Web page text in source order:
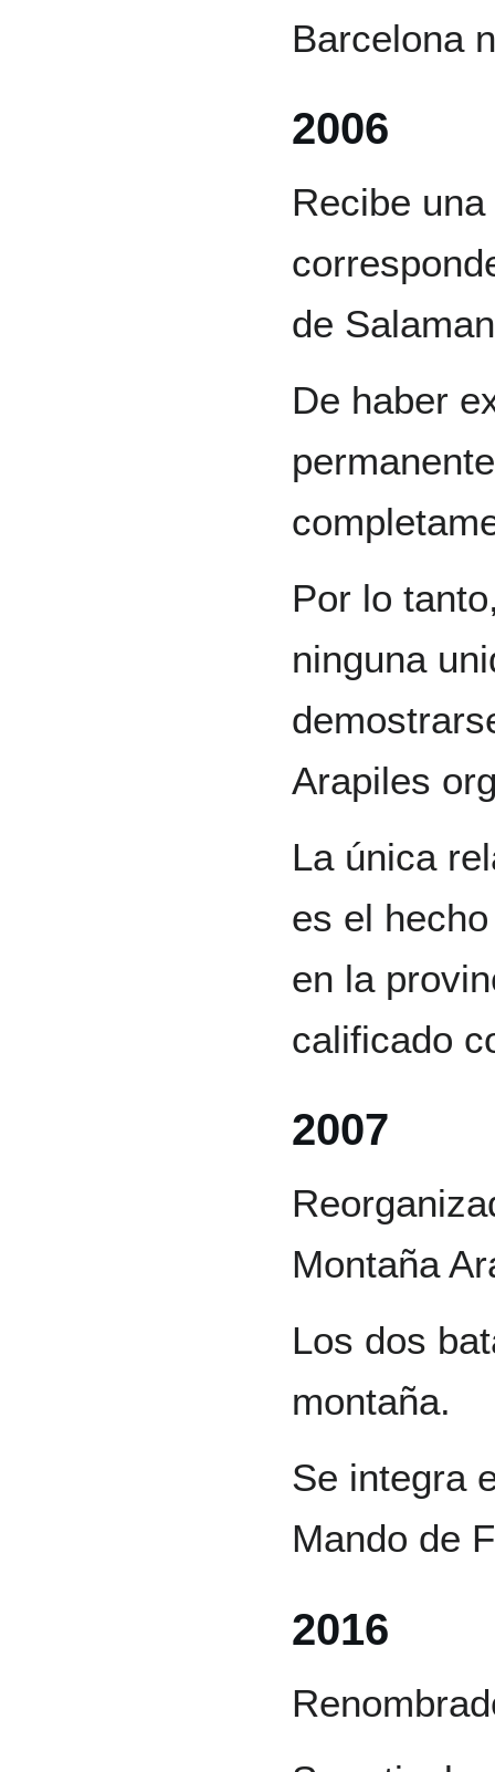
Barcelona
2006
Recibe
de
De haber
Por lo
ninguna
Arapiles
La única
es el
en la
calificado
2007
Montaña
Los dos
montaña.
Se integra
Mando de
2016